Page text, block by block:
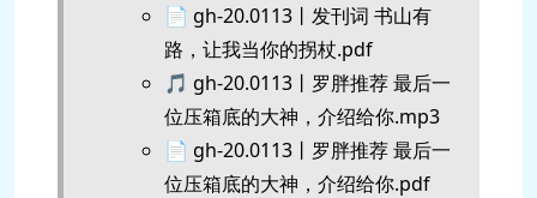
📄 gh-20.0113丨发刊词 书山有
路，让我当你的拐杖.pdf
🎵 gh-20.0113丨罗胖推荐 最后一
位压箱底的大神，介绍给你.mp3
📄 gh-20.0113丨罗胖推荐 最后一
位压箱底的大神，介绍给你.pdf